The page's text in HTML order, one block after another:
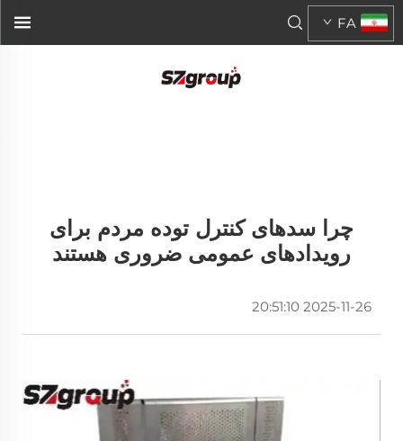
FA
چرا سد‌های کنترل توده مردم برای
رویدادهای عمومی ضروری هستند
2025-11-26 20:51:10